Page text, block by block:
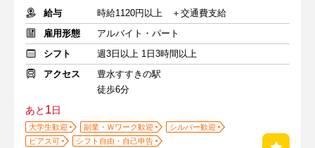
給与
時給1120円以上 ＋交通費支給
雇用形態
アルバイト・パート
シフト
週3日以上 1日3時間以上
アクセス
豊水すすきの駅
徒歩6分
あと 1日
大学生歓迎 副業・Ｗワーク歓迎
シルバー歓迎
ピアス可
シフト自由・自己申告